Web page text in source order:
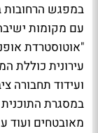
במפגש הרחובות
עם מקומות
"אוטוסטרדת
עירונית כוללת
ועידוד תחבורה
מאובטחים ועוד